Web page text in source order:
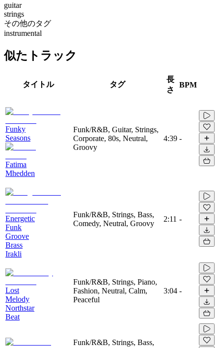
guitar
strings
その他のタグ
instrumental
似たトラック
タイトル タグ
長
さ
BPM
Funky
Seasons
Fatima
Mhedden
Funk/R&B, Guitar, Strings,
Corporate, 80s, Neutral,
Groovy
4:39 -
Energetic
Funk
Groove
Brass
Irakli
Funk/R&B, Strings, Bass,
Comedy, Neutral, Groovy
2:11 -
Lost
Melody
Northstar
Beat
Funk/R&B, Strings, Piano,
Fashion, Neutral, Calm,
Peaceful
3:04 -
Funk/R&B, Strings, Bass,